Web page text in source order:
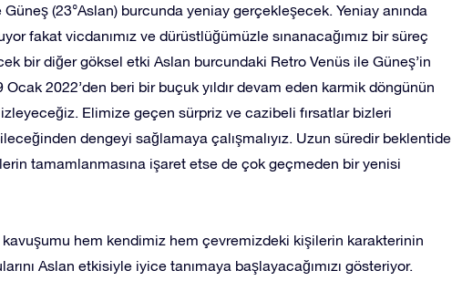
Güneş (23°Aslan) burcunda yeniay gerçekleşecek. Yeniay anında
fakat vicdanımız ve dürüstlüğümüzle sınanacağımız bir süreç
bir diğer göksel etki Aslan burcundaki Retro Venüs ile Güneş’in
2022’den beri bir buçuk yıldır devam eden karmik döngünün
izleyeceğiz. Elimize geçen sürpriz ve cazibeli fırsatlar bizleri
dengeyi sağlamaya çalışmalıyız. Uzun süredir beklentide
tamamlanmasına işaret etse de çok geçmeden bir yenisi
hem kendimiz hem çevremizdeki kişilerin karakterinin
Aslan etkisiyle iyice tanımaya başlayacağımızı gösteriyor.